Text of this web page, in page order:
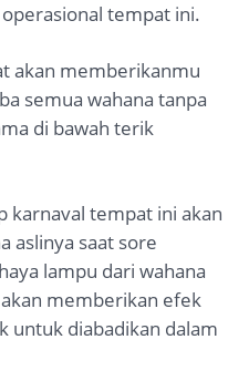
tempat ini.
akan memberikanmu
semua wahana tanpa
di bawah terik
karnaval tempat ini akan
aslinya saat sore
lampu dari wahana
memberikan efek
untuk diabadikan dalam